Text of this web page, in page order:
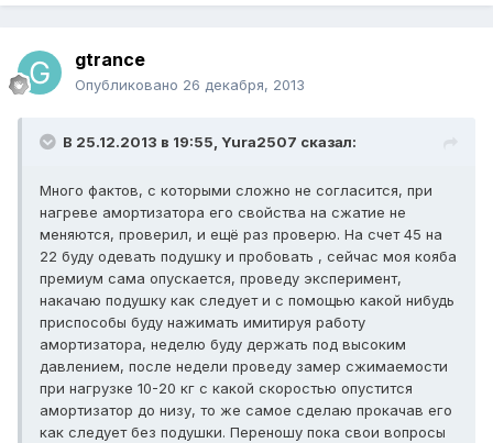
gtrance
Опубликовано 26 декабря, 2013
В 25.12.2013 в 19:55, Yura2507 сказал:
Много фактов, с которыми сложно не согласится, при
нагреве амортизатора его свойства на сжатие не
меняются, проверил, и ещё раз проверю. На счет 45 на
22 буду одевать подушку и пробовать , сейчас моя кояба
премиум сама опускается, проведу эксперимент,
накачаю подушку как следует и с помощью какой нибудь
приспособы буду нажимать имитируя работу
амортизатора, неделю буду держать под высоким
давлением, после недели проведу замер сжимаемости
при нагрузке 10-20 кг с какой скоростью опустится
амортизатор до низу, то же самое сделаю прокачав его
как следует без подушки. Переношу пока свои вопросы